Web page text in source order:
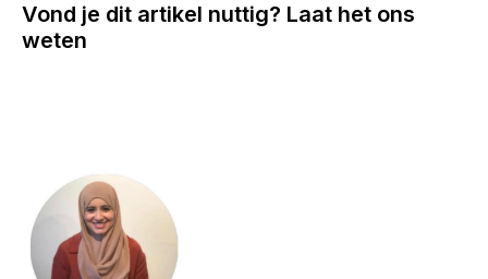
Vond je dit artikel nuttig? Laat het ons
weten